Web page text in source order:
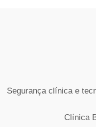
Segurança clínica e
Clínica